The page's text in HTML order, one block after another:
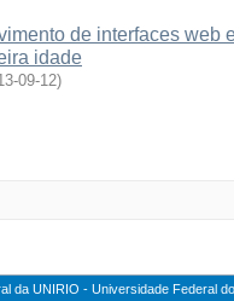
de interfaces web
idade
09-12)
da UNIRIO - Universidade Federal